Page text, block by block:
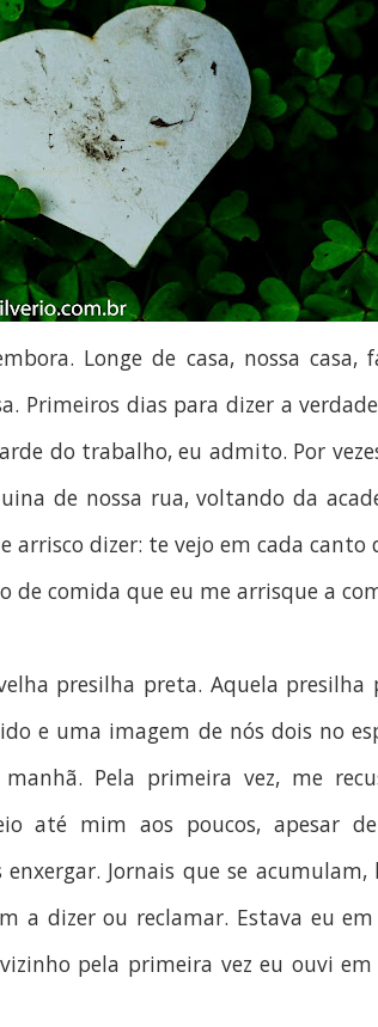
Longe de casa, nossa casa,
Primeiros dias para dizer a
do trabalho, eu admito. Por
de nossa rua, voltando da
arrisco dizer: te vejo em cada canto
de comida que eu me arrisque a
presilha preta. Aquela presilha
e uma imagem de nós dois no
Pela primeira vez, me
até mim aos poucos, apesar
Jornais que se acumulam,
a dizer ou reclamar. Estava eu
pela primeira vez eu ouvi